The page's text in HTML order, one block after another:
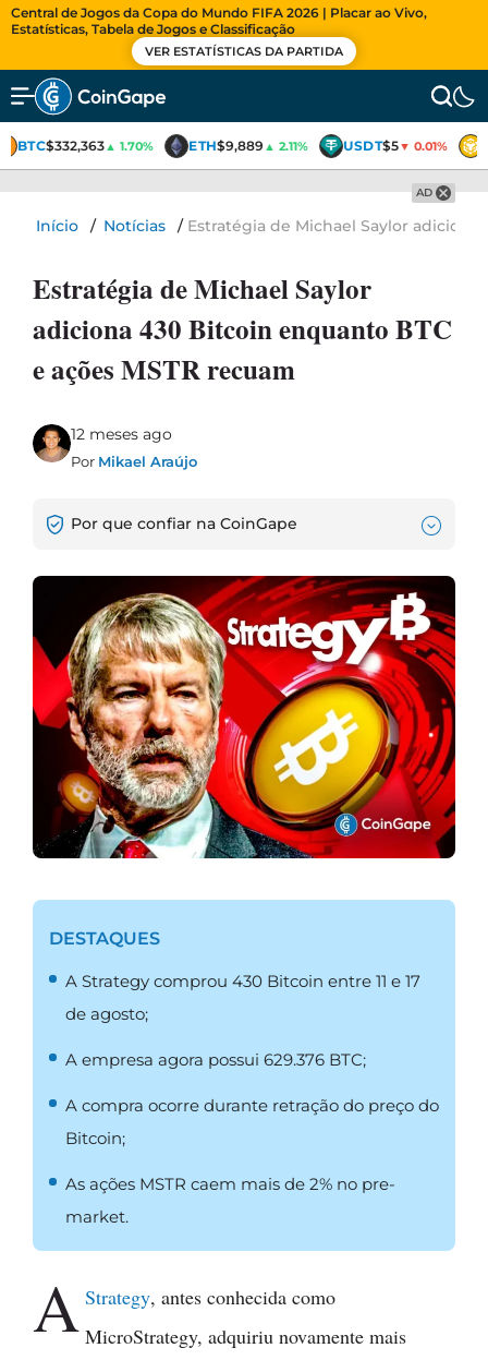
Central de Jogos da Copa do Mundo FIFA 2026 | Placar ao Vivo,
Estatísticas, Tabela de Jogos e Classificação
VER ESTATÍSTICAS DA PARTIDA
BTC$332,363▲ 1.70% ETH$9,889 ▲ 2.11% USDT$5▼ 0.01%
AD
Início / Notícias / Estratégia de Michael Saylor adiciona
Estratégia de Michael Saylor
adiciona 430 Bitcoin enquanto BTC
e ações MSTR recuam
12 meses ago
Por Mikael Araújo
Por que confiar na CoinGape
DESTAQUES
A Strategy comprou 430 Bitcoin entre 11 e 17
de agosto;
A empresa agora possui 629.376 BTC;
A compra ocorre durante retração do preço do
Bitcoin;
As ações MSTR caem mais de 2% no pre-
market.
A Strategy, antes conhecida como
MicroStrategy, adquiriu novamente mais